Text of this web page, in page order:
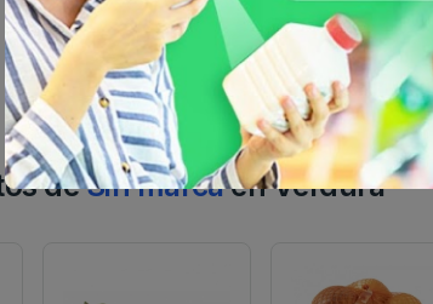
deSin marcaen Verdura